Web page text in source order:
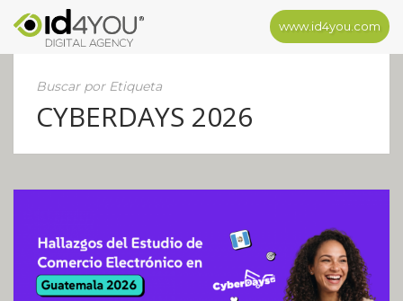
www.id4you.com
Buscar por Etiqueta
CYBERDAYS 2026